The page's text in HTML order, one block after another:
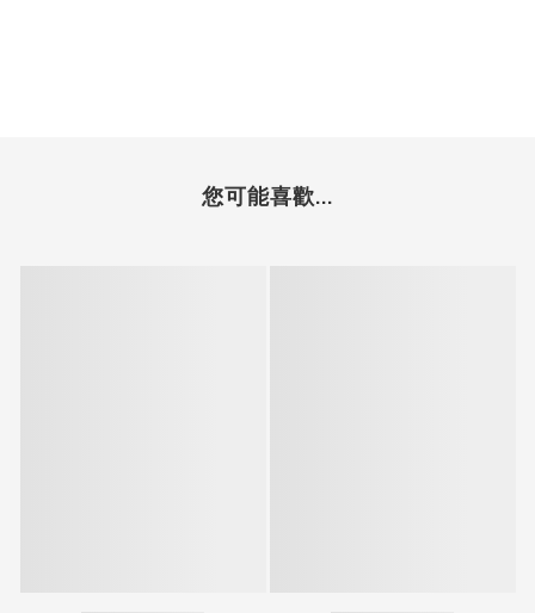
您可能喜歡...